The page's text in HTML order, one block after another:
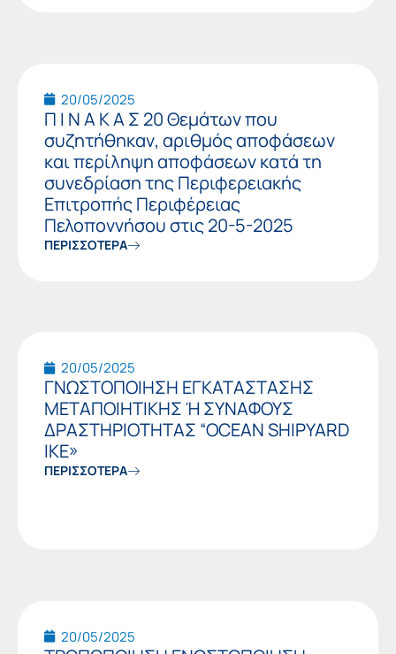
20/05/2025
Π Ι Ν Α Κ Α Σ 20 Θεμάτων που
συζητήθηκαν, αριθμός αποφάσεων
και περίληψη αποφάσεων κατά τη
συνεδρίαση της Περιφερειακής
Επιτροπής Περιφέρειας
Πελοποννήσου στις 20-5-2025
ΠΕΡΙΣΣΟΤΕΡΑ
20/05/2025
ΓΝΩΣΤΟΠΟΙΗΣΗ ΕΓΚΑΤΑΣΤΑΣΗΣ
ΜΕΤΑΠΟΙΗΤΙΚΗΣ Ή ΣΥΝΑΦΟΥΣ
ΔΡΑΣΤΗΡΙΟΤΗΤΑΣ “OCEAN SHIPYARD
IKE»
ΠΕΡΙΣΣΟΤΕΡΑ
20/05/2025